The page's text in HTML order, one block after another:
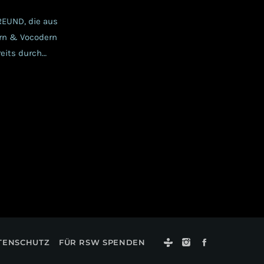
die aus
& Vocodern
durch
FÜR RSW SPENDEN